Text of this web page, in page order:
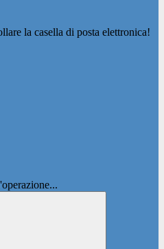
la casella di posta elettronica!